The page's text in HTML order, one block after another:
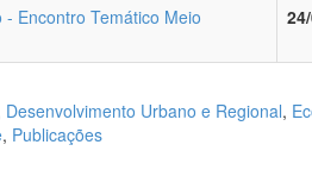
Encontro Temático Meio
Desenvolvimento Urbano e Regional,
, Publicações